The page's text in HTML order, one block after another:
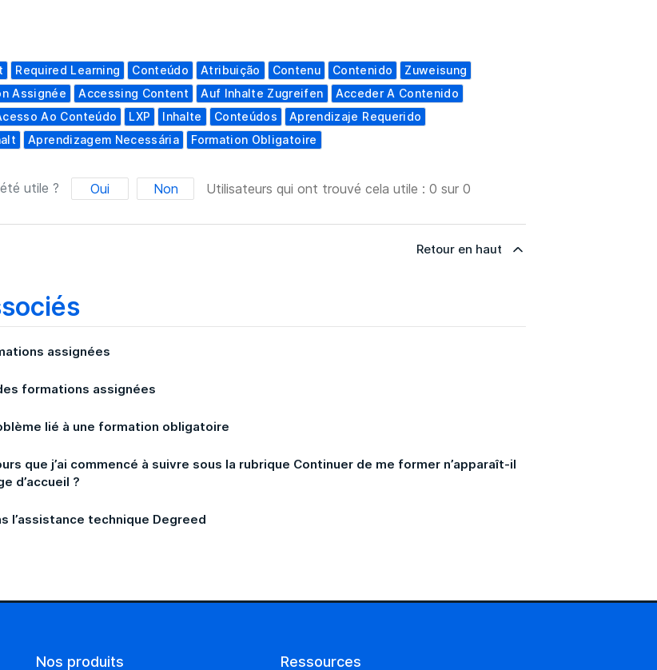
Required Learning Conteúdo Atribuição Contenu Contenido
Zuweisung
Assignée Accessing Content Auf Inhalte Zugreifen
Acceder A Contenido
Ao Conteúdo LXP Inhalte Conteúdos
Aprendizaje Requerido
Aprendizagem Necessária Formation Obligatoire
utile ? Oui Non Utilisateurs qui ont trouvé cela utile : 0 sur 0
Retour en haut
assignées
formations assignées
lié à une formation obligatoire
que j’ai commencé à suivre sous la rubrique Continuer de me former n’apparaît-il
d’accueil ?
l’assistance technique Degreed
Nos produits Ressources